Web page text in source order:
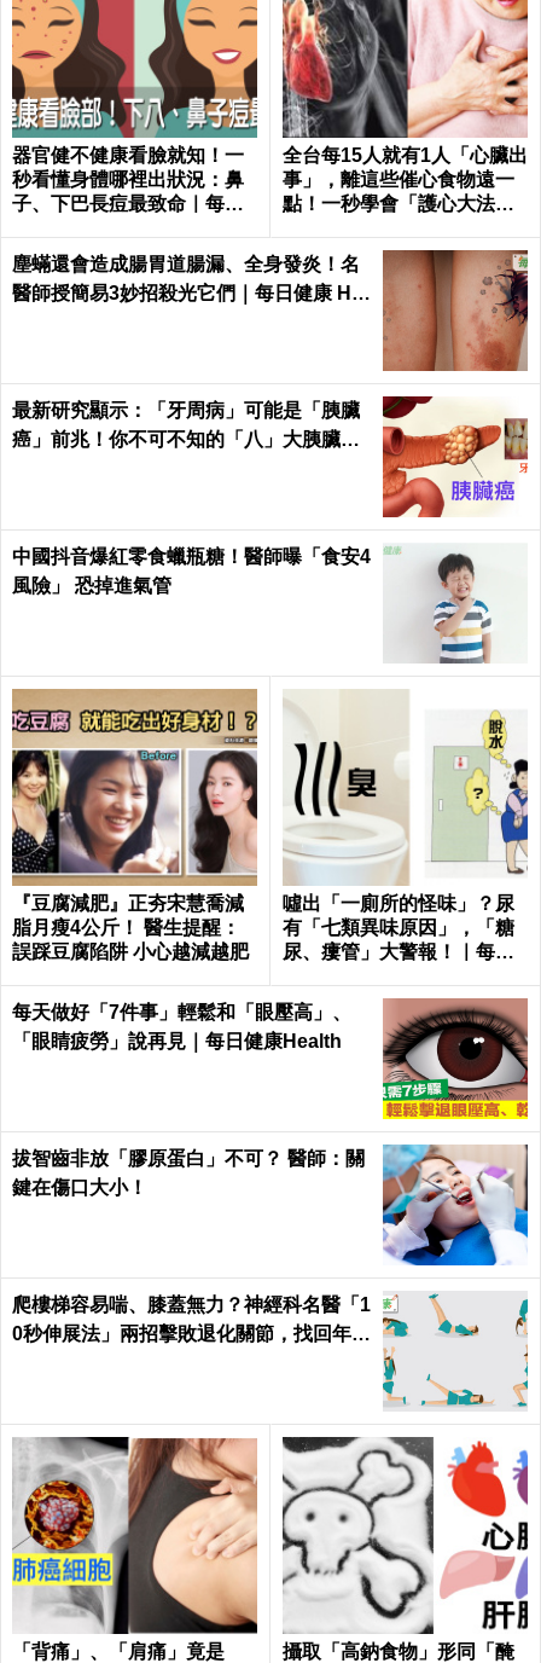
器官健不健康看臉就知！一
秒看懂身體哪裡出狀況：鼻
子、下巴長痘最致命｜每日
全台每15人就有1人「心臟出
事」，離這些催心食物遠一
點！一秒學會「護心大法」
塵蟎還會造成腸胃道腸漏、全身發炎！名
醫師授簡易3妙招殺光它們｜每日健康 He
最新研究顯示：「牙周病」可能是「胰臟
癌」前兆！你不可不知的「八」大胰臟癌
中國抖音爆紅零食蠟瓶糖！醫師曝「食安4
風險」 恐掉進氣管
『豆腐減肥』正夯宋慧喬減
脂月瘦4公斤！ 醫生提醒：
誤踩豆腐陷阱 小心越減越肥
噓出「一廁所的怪味」？尿
有「七類異味原因」，「糖
尿、瘻管」大警報！｜每日
每天做好「7件事」輕鬆和「眼壓高」、
「眼睛疲勞」說再見｜每日健康Health
拔智齒非放「膠原蛋白」不可？ 醫師：關
鍵在傷口大小！
爬樓梯容易喘、膝蓋無力？神經科名醫「1
0秒伸展法」兩招擊敗退化關節，找回年輕
「背痛」、「肩痛」竟是
攝取「高鈉食物」形同「醃